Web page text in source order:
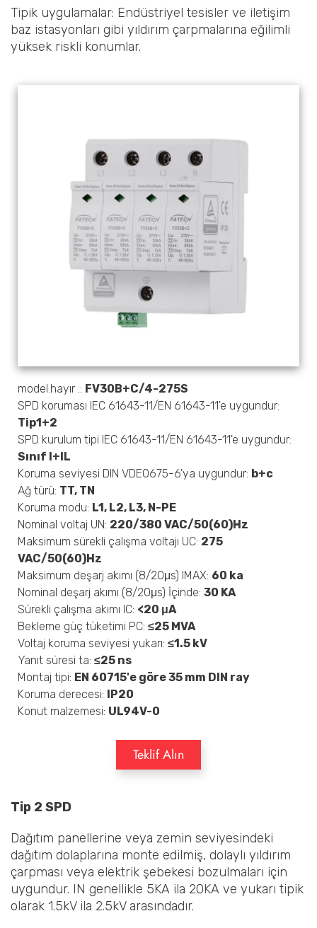
Tipik uygulamalar: Endüstriyel tesisler ve iletişim
baz istasyonları gibi yıldırım çarpmalarına eğilimli
yüksek riskli konumlar.
model.hayır .: FV30B+C/4-275S
SPD koruması IEC 61643-11/EN 61643-11'e uygundur:
Tip1+2
SPD kurulum tipi IEC 61643-11/EN 61643-11'e uygundur:
Sınıf I+IL
Koruma seviyesi DIN VDE0675-6'ya uygundur: b+c
Ağ türü: TT, TN
Koruma modu: L1, L2, L3, N-PE
Nominal voltaj UN: 220/380 VAC/50(60)Hz
Maksimum sürekli çalışma voltajı UC: 275
VAC/50(60)Hz
Maksimum deşarj akımı (8/20μs) IMAX: 60 ka
Nominal deşarj akımı (8/20μs) İçinde: 30 KA
Sürekli çalışma akımı IC: <20 μA
Bekleme güç tüketimi PC: ≤25 MVA
Voltaj koruma seviyesi yukarı: ≤1.5 kV
Yanıt süresi ta: ≤25 ns
Montaj tipi: EN 60715'e göre 35 mm DIN ray
Koruma derecesi: IP20
Konut malzemesi: UL94V-0
Teklif Alın
Tip 2 SPD
Dağıtım panellerine veya zemin seviyesindeki
dağıtım dolaplarına monte edilmiş, dolaylı yıldırım
çarpması veya elektrik şebekesi bozulmaları için
uygundur. IN genellikle 5KA ila 20KA ve yukarı tipik
olarak 1.5kV ila 2.5kV arasındadır.